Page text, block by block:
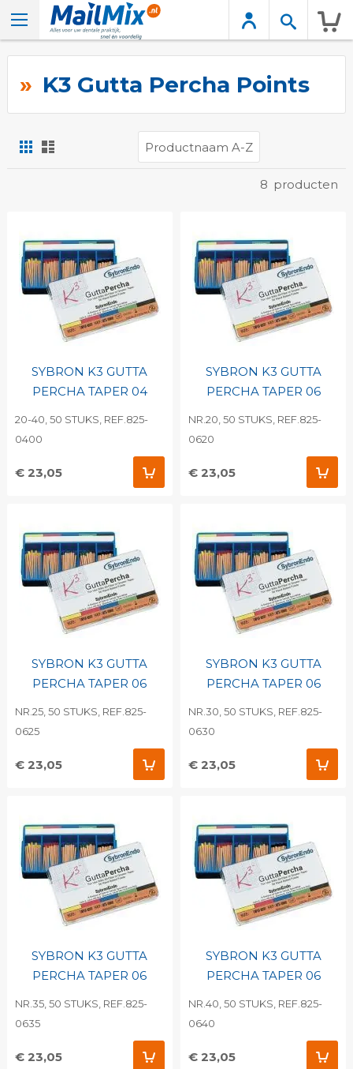
K3 Gutta Percha Points
Foto-
tabel
8 producten
SYBRON K3 GUTTA
PERCHA TAPER 04
20-40, 50 STUKS, REF.825-
0400
€ 23,05
SYBRON K3 GUTTA
PERCHA TAPER 06
NR.20, 50 STUKS, REF.825-
0620
€ 23,05
SYBRON K3 GUTTA
PERCHA TAPER 06
NR.25, 50 STUKS, REF.825-
0625
€ 23,05
SYBRON K3 GUTTA
PERCHA TAPER 06
NR.30, 50 STUKS, REF.825-
0630
€ 23,05
SYBRON K3 GUTTA
PERCHA TAPER 06
NR.35, 50 STUKS, REF.825-
0635
€ 23,05
SYBRON K3 GUTTA
PERCHA TAPER 06
NR.40, 50 STUKS, REF.825-
0640
€ 23,05